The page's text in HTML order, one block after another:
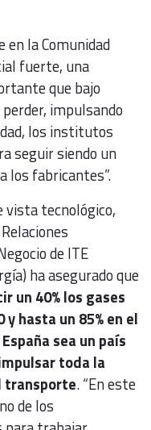
en la Comunidad
fuerte, una
que bajo
impulsando
los institutos
seguir siendo un
los fabricantes”.
vista tecnológico,
de ITE
ha asegurado que
un 40% los gases
hasta un 85% en el
sea un país
toda la
transporte. “En este
de los